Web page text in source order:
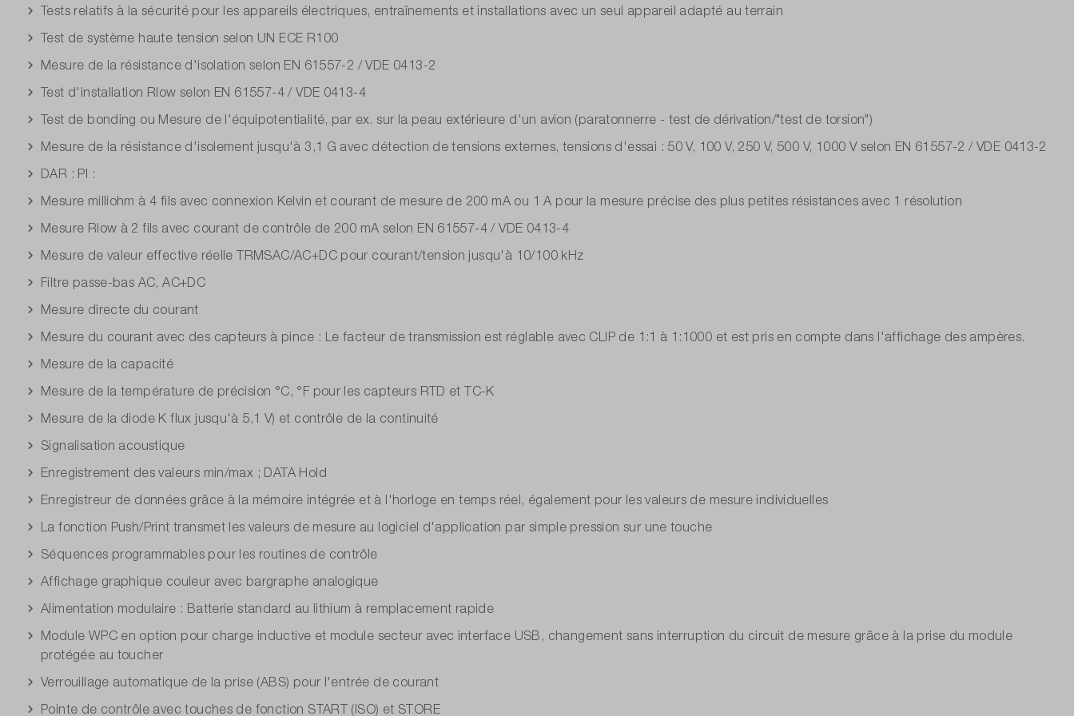
Tests relatifs à la sécurité pour les appareils électriques, entraînements et installations avec un seul appareil adapté au terrain
Test de système haute tension selon UN ECE R100
Mesure de la résistance d'isolation selon EN 61557-2 / VDE 0413-2
Test d'installation Rlow selon EN 61557-4 / VDE 0413-4
Test de bonding ou Mesure de l'équipotentialité, par ex. sur la peau extérieure d'un avion (paratonnerre - test de dérivation/"test de torsion")
Mesure de la résistance d'isolement jusqu'à 3,1 G avec détection de tensions externes, tensions d'essai : 50 V, 100 V, 250 V, 500 V, 1000 V selon EN 61557-2 / VDE 0413-2
DAR : PI :
Mesure milliohm à 4 fils avec connexion Kelvin et courant de mesure de 200 mA ou 1 A pour la mesure précise des plus petites résistances avec 1 résolution
Mesure Rlow à 2 fils avec courant de contrôle de 200 mA selon EN 61557-4 / VDE 0413-4
Mesure de valeur effective réelle TRMSAC/AC+DC pour courant/tension jusqu'à 10/100 kHz
Filtre passe-bas AC, AC+DC
Mesure directe du courant
Mesure du courant avec des capteurs à pince : Le facteur de transmission est réglable avec CLIP de 1:1 à 1:1000 et est pris en compte dans l'affichage des ampères.
Mesure de la capacité
Mesure de la température de précision °C, °F pour les capteurs RTD et TC-K
Mesure de la diode K flux jusqu'à 5,1 V) et contrôle de la continuité
Signalisation acoustique
Enregistrement des valeurs min/max ; DATA Hold
Enregistreur de données grâce à la mémoire intégrée et à l'horloge en temps réel, également pour les valeurs de mesure individuelles
La fonction Push/Print transmet les valeurs de mesure au logiciel d'application par simple pression sur une touche
Séquences programmables pour les routines de contrôle
Affichage graphique couleur avec bargraphe analogique
Alimentation modulaire : Batterie standard au lithium à remplacement rapide
Module WPC en option pour charge inductive et module secteur avec interface USB, changement sans interruption du circuit de mesure grâce à la prise du module
protégée au toucher
Verrouillage automatique de la prise (ABS) pour l'entrée de courant
Pointe de contrôle avec touches de fonction START (ISO) et STORE